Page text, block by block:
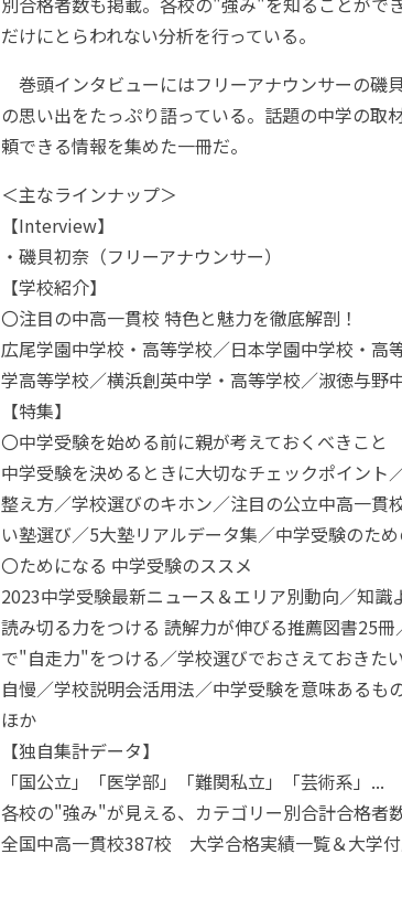
だけにとらわれない分析を行っている。
巻頭インタビューにはフリーアナウンサーの磯
の思い出をたっぷり語っている。話題の中学の
頼できる情報を集めた一冊だ。
＜主なラインナップ＞
【Interview】
・磯貝初奈（フリーアナウンサー）
【学校紹介】
〇注目の中高一貫校 特色と魅力を徹底解剖！
広尾学園中学校・高等学校／日本学園中学校・高
学高等学校／横浜創英中学・高等学校／淑徳与野
【特集】
〇中学受験を始める前に親が考えておくべきこと
中学受験を決めるときに大切なチェックポイン
整え方／学校選びのキホン／注目の公立中高一貫
い塾選び／5大塾リアルデータ集／中学受験のた
〇ためになる 中学受験のススメ
2023中学受験最新ニュース＆エリア別動向／知
読み切る力をつける 読解力が伸びる推薦図書25
で"自走力"をつける／学校選びでおさえておきた
自慢／学校説明会活用法／中学受験を意味あるも
ほか
【独自集計データ】
「国公立」「医学部」「難関私立」「芸術系」...
各校の"強み"が見える、カテゴリー別合計合格者
全国中高一貫校387校 大学合格実績一覧＆大学